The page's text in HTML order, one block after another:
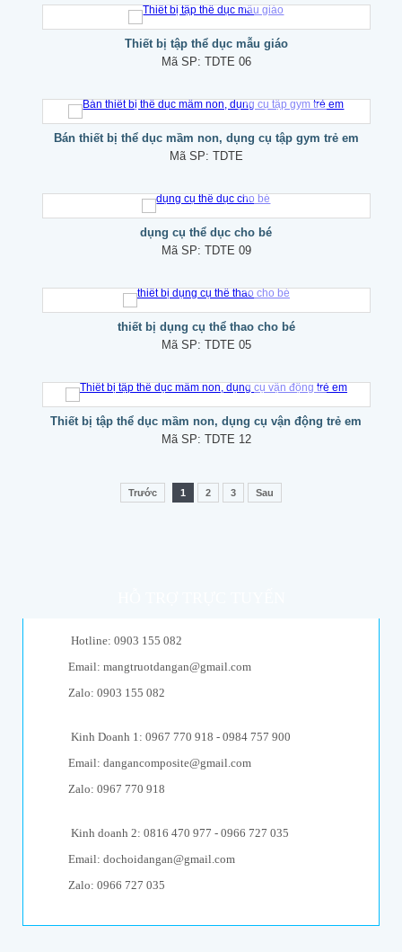
Thiết bị tập thể dục mẫu giáo
Mã SP: TDTE 06
Bán thiết bị thể dục mầm non, dụng cụ tập gym trẻ em
Mã SP: TDTE
dụng cụ thể dục cho bé
Mã SP: TDTE 09
thiết bị dụng cụ thể thao cho bé
Mã SP: TDTE 05
Thiết bị tập thể dục mầm non, dụng cụ vận động trẻ em
Mã SP: TDTE 12
Trước 1 2 3 Sau
Hotline: 0903 155 082
Email: mangtruotdangan@gmail.com
Zalo: 0903 155 082
Kinh Doanh 1: 0967 770 918 - 0984 757 900
Email: dangancomposite@gmail.com
Zalo: 0967 770 918
Kinh doanh 2: 0816 470 977 - 0966 727 035
Email: dochoidangan@gmail.com
Zalo: 0966 727 035